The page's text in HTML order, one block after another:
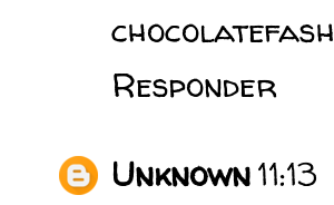
Responder
Unknown11:13